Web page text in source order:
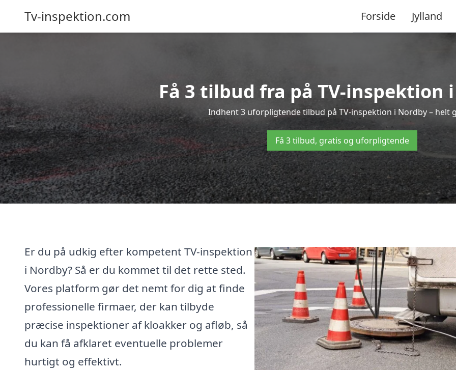
Tv-inspektion.com Forside Jylland
Få 3 tilbud fra på TV-inspektion
Indhent 3 uforpligtende tilbud på TV-inspektion i Nordby – helt
Få 3 tilbud, gratis og uforpligtende
Er du på udkig efter kompetent TV-inspektion
i Nordby? Så er du kommet til det rette sted.
Vores platform gør det nemt for dig at finde
professionelle firmaer, der kan tilbyde
præcise inspektioner af kloakker og afløb, så
du kan få afklaret eventuelle problemer
hurtigt og effektivt.